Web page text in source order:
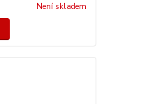
Není skladem